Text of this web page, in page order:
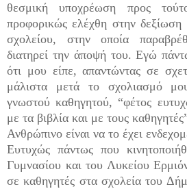
θεσμική υποχρέωση προς
προφορικώς ελέχθη στην
σχολείου, στην οποία
διατηρεί την άποψή του. Εγώ
ότι μου είπε, απαντώντας σε
μάλιστα μετά το σχολιασμό
γνωστού καθηγητού, “φέτος
με τα βιβλία και με τους
Ανθρώπινο είναι να το έχει
Ευτυχώς πάντως που
Γυμνασίου και του Λυκείου
σε καθηγητές στα σχολεία του